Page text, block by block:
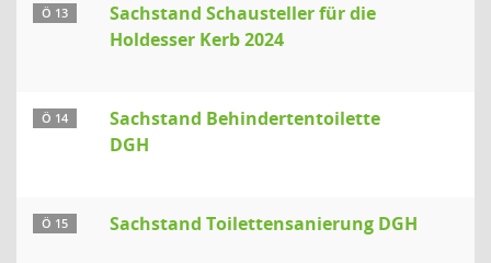
Ö 13
Sachstand Schausteller für die
Holdesser Kerb 2024
Ö 14
Sachstand Behindertentoilette
DGH
Ö 15 Sachstand Toilettensanierung DGH